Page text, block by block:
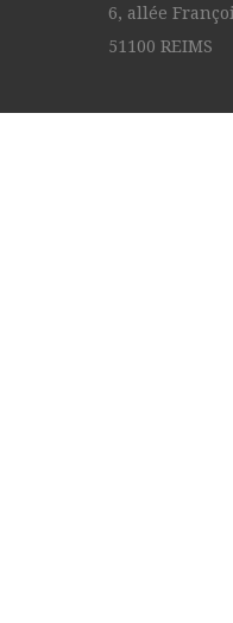
6, allée
51100 REIMS